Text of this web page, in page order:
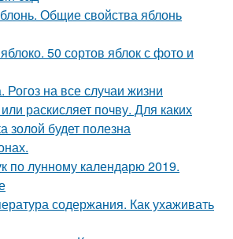
Общие свойства яблонь
50 сортов яблок с фото и
Рогоз на все случаи жизни
раскисляет почву. Для каких
золой будет полезна
по лунному календарю 2019.
содержания. Как ухаживать